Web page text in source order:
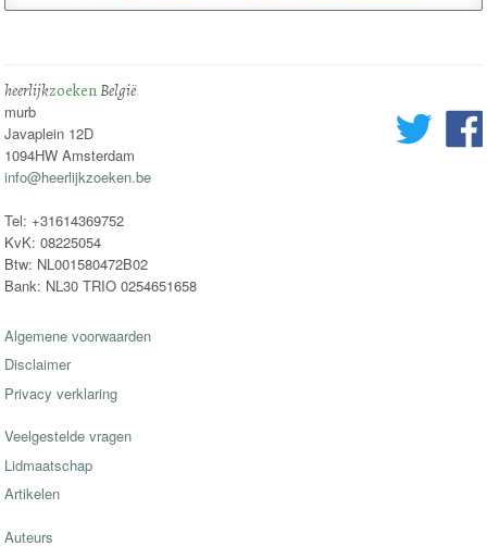
heerlijkzoekenBelgië
murb
Javaplein 12D
1094HW Amsterdam
info@heerlijkzoeken.be
Tel: +31614369752
KvK: 08225054
Btw: NL001580472B02
Bank: NL30 TRIO 0254651658
Algemene voorwaarden
Disclaimer
Privacy verklaring
Veelgestelde vragen
Lidmaatschap
Artikelen
Auteurs